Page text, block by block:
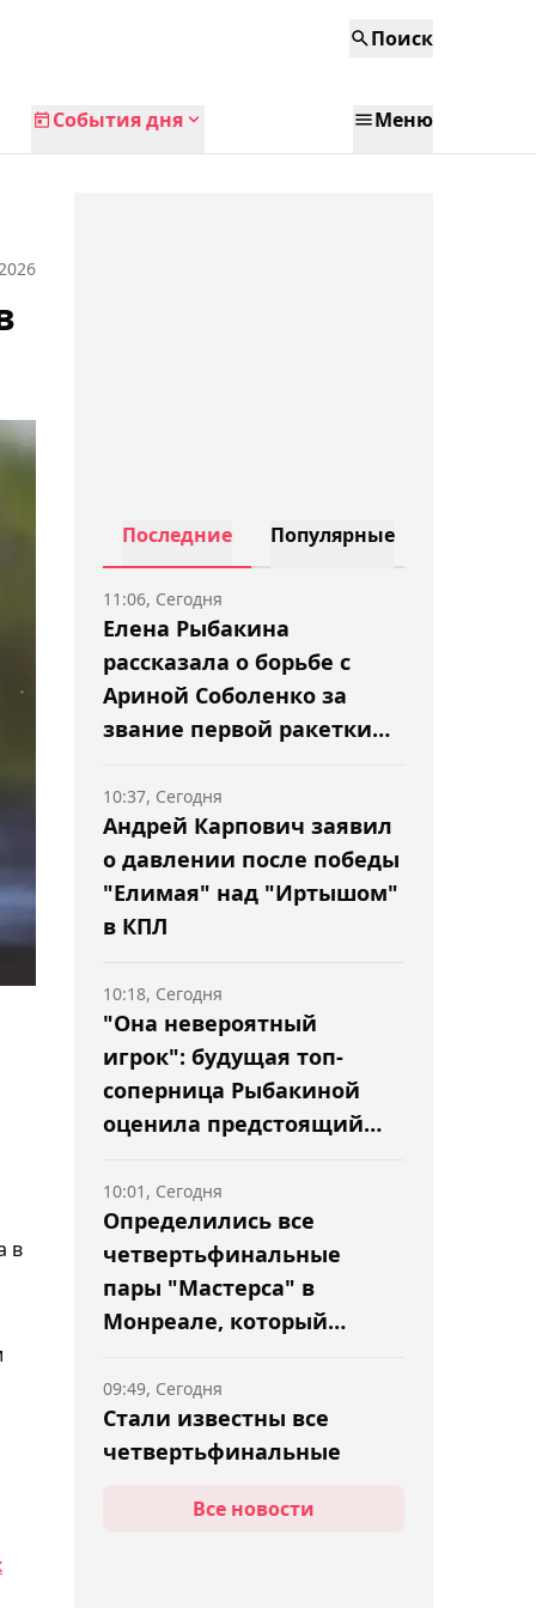
Поиск
События дня Меню
в
Последние Популярные
Елена Рыбакина
рассказала о борьбе с
Ариной Соболенко за
звание первой ракетки
11:06, Сегодня
Андрей Карпович заявил
о давлении после победы
"Елимая" над "Иртышом"
в КПЛ
10:37, Сегодня
"Она невероятный
игрок": будущая топ-
соперница Рыбакиной
оценила предстоящий
10:18, Сегодня
Определились все
четвертьфинальные
пары "Мастерса" в
Монреале, который
10:01, Сегодня
Стали известны все
четвертьфинальные
участием Рыбакиной
09:49, Сегодня
Все новости